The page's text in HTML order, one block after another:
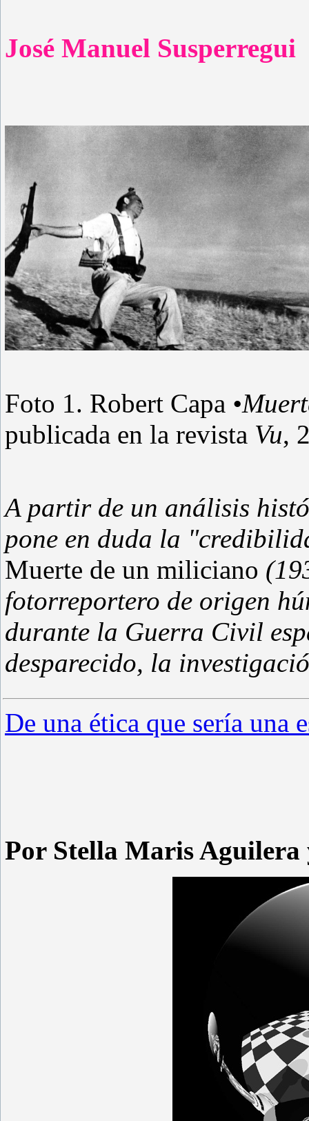
José Manuel Susperregui
Foto 1. Robert Capa •
publicada en la revista Vu,
A partir de un análisis
pone en duda la
Muerte de un miliciano
fotorreportero de origen
durante la Guerra Civil
desparecido, la
De una ética que sería una
Por Stella Maris